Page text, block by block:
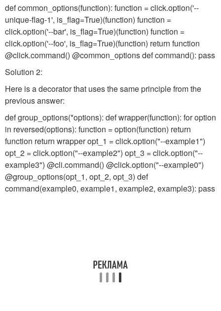
def common_options(function): function = click.option('--
unique-flag-1', is_flag=True)(function) function =
click.option('--bar', is_flag=True)(function) function =
click.option('--foo', is_flag=True)(function) return function
@click.command() @common_options def command(): pass
Solution 2:
Here is a decorator that uses the same principle from the
previous answer:
def group_options(*options): def wrapper(function): for option
in reversed(options): function = option(function) return
function return wrapper opt_1 = click.option("--example1")
opt_2 = click.option("--example2") opt_3 = click.option("--
example3") @cli.command() @click.option("--example0")
@group_options(opt_1, opt_2, opt_3) def
command(example0, example1, example2, example3): pass